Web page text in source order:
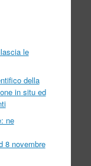
le
della
in situ ed
ne
8 novembre